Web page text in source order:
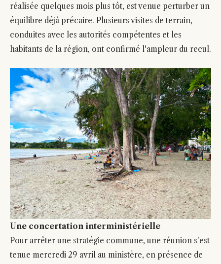
réalisée quelques mois plus tôt, est venue perturber un
équilibre déjà précaire. Plusieurs visites de terrain,
conduites avec les autorités compétentes et les
habitants de la région, ont confirmé l'ampleur du recul.
Une concertation interministérielle
Pour arrêter une stratégie commune, une réunion s'est
tenue mercredi 29 avril au ministère, en présence de